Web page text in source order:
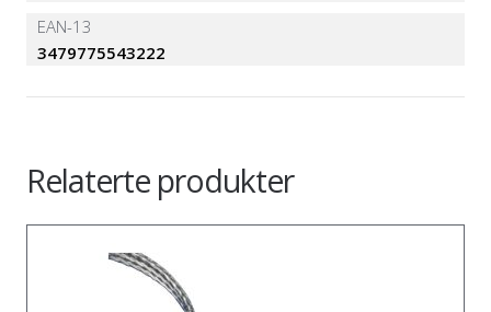
EAN-13
3479775543222
Relaterte produkter